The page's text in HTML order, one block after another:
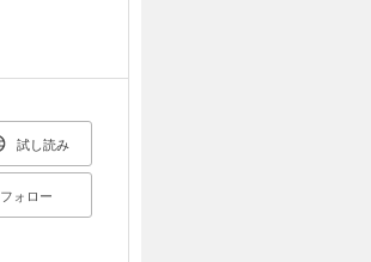
試し読み
フォロー